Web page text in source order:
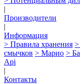
|
Производители
|
Информация
> Правила хранения
смычков > Марио >
Api
|
Контакты